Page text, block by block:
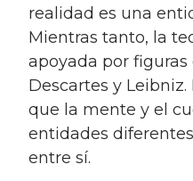
realidad es una
Mientras tanto, la
apoyada por figuras
Descartes y
que la mente y el
entidades
entre sí.